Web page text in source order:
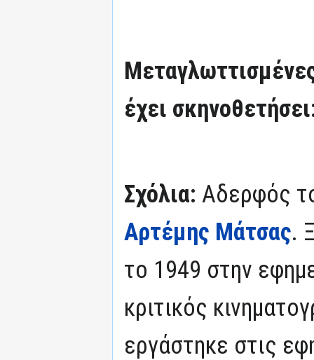
έχει
Σχόλια: Αδερφός
Αρτέμης Μάτσας.
το 1949 στην
κριτικός
εργάστηκε στις